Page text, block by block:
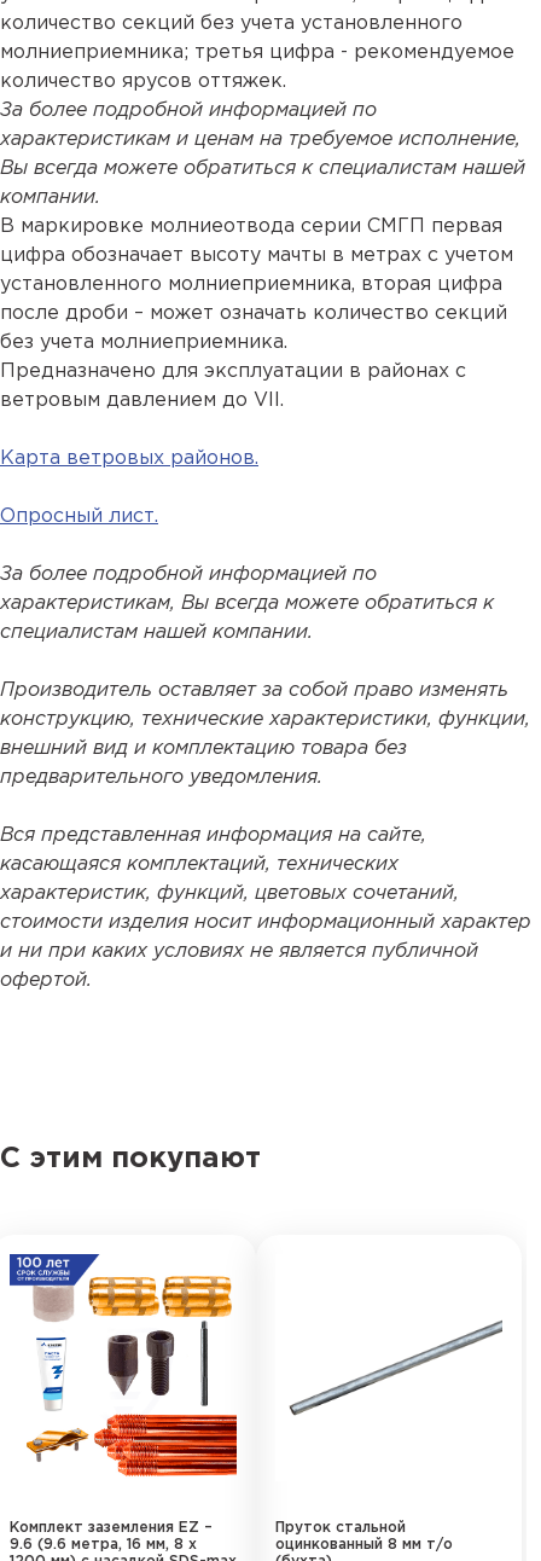
количество секций без учета установленного
молниеприемника; третья цифра - рекомендуемое
количество ярусов оттяжек.
За более подробной информацией по
характеристикам и ценам на требуемое исполнение,
Вы всегда можете обратиться к специалистам нашей
компании.
В маркировке молниеотвода серии СМГП первая
цифра обозначает высоту мачты в метрах с учетом
установленного молниеприемника, вторая цифра
после дроби – может означать количество секций
без учета молниеприемника.
Предназначено для эксплуатации в районах с
ветровым давлением до VII.
Карта ветровых районов.
Опросный лист.
За более подробной информацией по
характеристикам, Вы всегда можете обратиться к
специалистам нашей компании.
Производитель оставляет за собой право изменять
конструкцию, технические характеристики, функции,
внешний вид и комплектацию товара без
предварительного уведомления.
Вся представленная информация на сайте,
касающаяся комплектаций, технических
характеристик, функций, цветовых сочетаний,
стоимости изделия носит информационный характер
и ни при каких условиях не является публичной
офертой.
С этим покупают
Комплект заземления EZ –
9.6 (9.6 метра, 16 мм, 8 х
Пруток стальной
оцинкованный 8 мм т/о